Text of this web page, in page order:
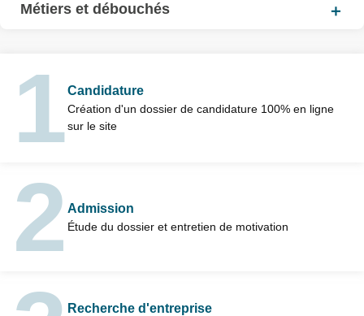
Métiers et débouchés
Candidature
Création d'un dossier de candidature 100% en ligne
sur le site
Admission
Étude du dossier et entretien de motivation
Recherche d'entreprise